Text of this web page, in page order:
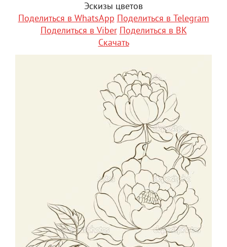
Эскизы цветов
Поделиться в WhatsApp Поделиться в Telegram
Поделиться в Viber Поделиться в ВК
Скачать